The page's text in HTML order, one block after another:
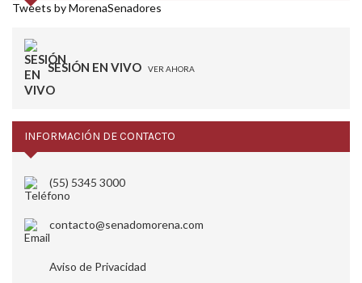
Tweets by MorenaSenadores
SESIÓN EN VIVO VER AHORA
INFORMACIÓN DE CONTACTO
(55) 5345 3000
contacto@senadomorena.com
Aviso de Privacidad